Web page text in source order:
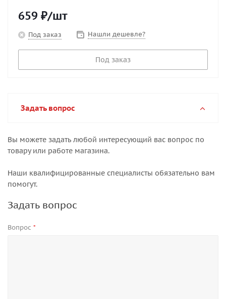
659 ₽/шт
Под заказ Нашли дешевле?
Под заказ
Задать вопрос
Вы можете задать любой интересующий вас вопрос по
товару или работе магазина.
Наши квалифицированные специалисты обязательно вам
помогут.
Задать вопрос
Вопрос *